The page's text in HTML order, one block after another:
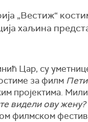
„Вестиж“
хаљина
Цар, су
за филм
пројектима.
видели ову жену?
филмском